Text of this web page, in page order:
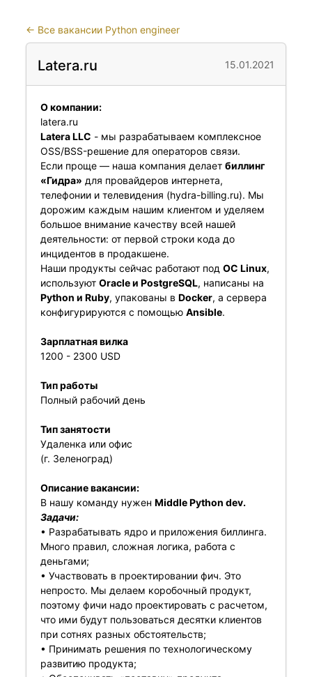
← Все вакансии Python engineer
Latera.ru 15.01.2021
О компании:
latera.ru
Latera LLC - мы разрабатываем комплексное
OSS/BSS-решение для операторов связи.
Если проще — наша компания делает биллинг
«Гидра» для провайдеров интернета,
телефонии и телевидения (hydra-billing.ru). Мы
дорожим каждым нашим клиентом и уделяем
большое внимание качеству всей нашей
деятельности: от первой строки кода до
инцидентов в продакшене.
Наши продукты сейчас работают под ОС Linux,
используют Oracle и PostgreSQL, написаны на
Python и Ruby, упакованы в Docker, а сервера
конфигурируются с помощью Ansible.
Зарплатная вилка
1200 - 2300 USD
Тип работы
Полный рабочий день
Тип занятости
Удаленка или офис
(г. Зеленоград)
Описание вакансии:
В нашу команду нужен Middle Python dev.
Задачи:
• Разрабатывать ядро и приложения биллинга.
Много правил, сложная логика, работа с
деньгами;
• Участвовать в проектировании фич. Это
непросто. Мы делаем коробочный продукт,
поэтому фичи надо проектировать с расчетом,
что ими будут пользоваться десятки клиентов
при сотнях разных обстоятельств;
• Принимать решения по технологическому
развитию продукта;